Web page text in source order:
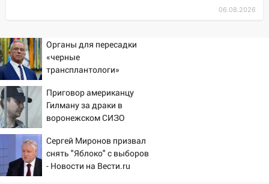
Соцсети: на проспекте Тюленева
20:22
Мошенники обманули 92-летнюю
жительницу Ульяновской области
19:14
Житель Ульяновской области
подвез троих незнакомцев на трассе и
заработал уголовное дело
18:14
Ульяновской области
18:00
Мотофристайл, рок и силовой
экстрим: в Ульяновске пройдет
06.08.2026
Органы для пересадки
«черные
трансплантологи»
пациентов
Приговор американцу
Гилману за драки в
воронежском СИЗО
Новости на Вести.ru
Сергей Миронов призвал
снять "Яблоко" с выборов
- Новости на Вести.ru